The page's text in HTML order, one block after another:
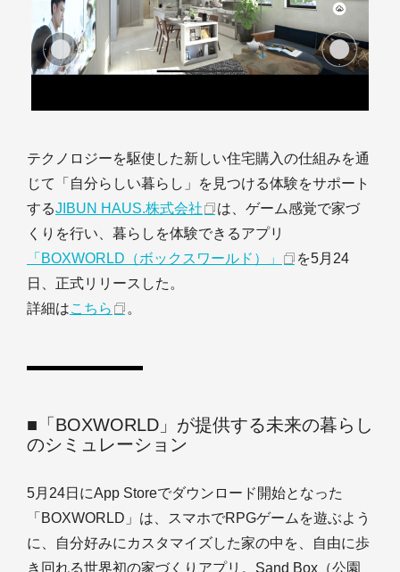
テクノロジーを駆使した新しい住宅購入の仕組みを通
じて「自分らしい暮らし」を見つける体験をサポート
するJIBUN HAUS.株式会社
は、ゲーム感覚で家づ
くりを行い、暮らしを体験できるアプリ
「BOXWORLD（ボックスワールド）」
を5月24
日、正式リリースした。
詳細はこちら 。
■「BOXWORLD」が提供する未来の暮らし
のシミュレーション
5月24日にApp Storeでダウンロード開始となった
「BOXWORLD」は、スマホでRPGゲームを遊ぶよう
に、自分好みにカスタマイズした家の中を、自由に歩
き回れる世界初の家づくりアプリ。Sand Box（公園